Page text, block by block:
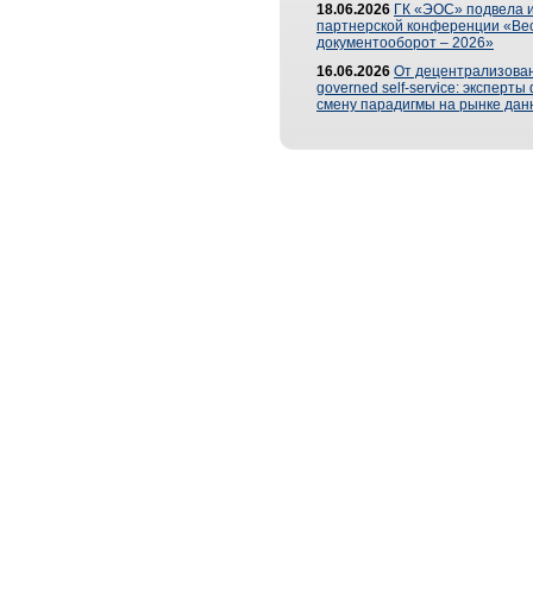
18.06.2026 ГК «ЭОС» подвела
партнерской конференции
документооборот – 2026»
16.06.2026 От
governed self-service: эксперты
смену парадигмы на рынке